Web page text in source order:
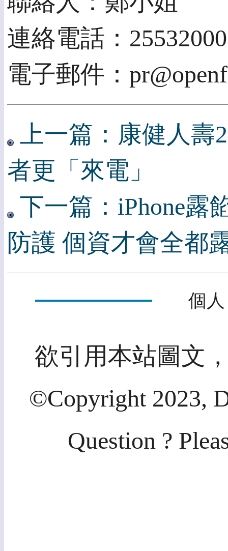
連絡電話：25532000
電子郵件：
上一篇：康健人
者更「來電」
下一篇：iPhone露
防護 個資才會全都
個
欲引用本站圖文
©Copyright 2023,
Question ?